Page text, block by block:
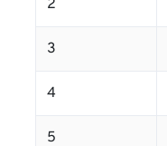
2
3
4
5